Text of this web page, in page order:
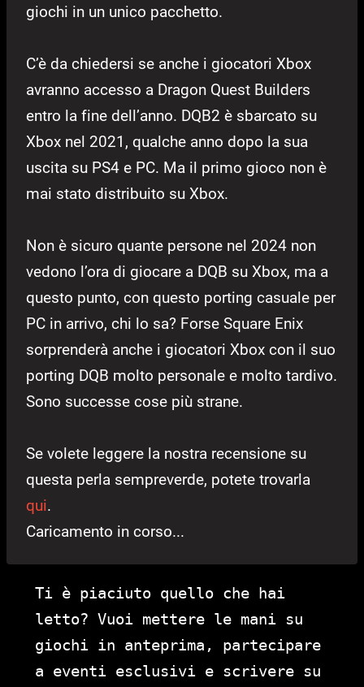
giochi in un unico pacchetto.
C’è da chiedersi se anche i giocatori Xbox
avranno accesso a Dragon Quest Builders
entro la fine dell’anno. DQB2 è sbarcato su
Xbox nel 2021, qualche anno dopo la sua
uscita su PS4 e PC. Ma il primo gioco non è
mai stato distribuito su Xbox.
Non è sicuro quante persone nel 2024 non
vedono l’ora di giocare a DQB su Xbox, ma a
questo punto, con questo porting casuale per
PC in arrivo, chi lo sa? Forse Square Enix
sorprenderà anche i giocatori Xbox con il suo
porting DQB molto personale e molto tardivo.
Sono successe cose più strane.
Se volete leggere la nostra recensione su
questa perla sempreverde, potete trovarla
qui.
Caricamento in corso...
Ti è piaciuto quello che hai
letto? Vuoi mettere le mani su
giochi in anteprima, partecipare
a eventi esclusivi e scrivere su